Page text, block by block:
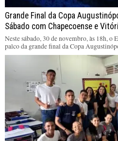
Grande Final da Copa
Sábado com Chapecoense e
Neste sábado, 30 de novembro, às 18h,
palco da grande final da Copa